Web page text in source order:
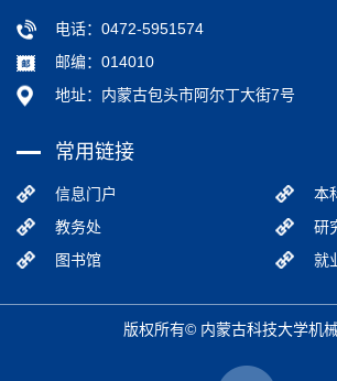
电话：0472-5951574
邮编：014010
地址：内蒙古包头市阿尔丁大街7号
常用链接
信息门户
教务处
图书馆
本
研
就
版权所有© 内蒙古科技大学机